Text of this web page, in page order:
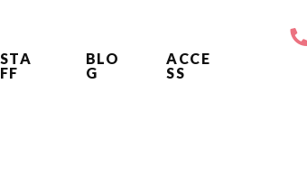
STA
FF
BLO
G
ACCE
SS